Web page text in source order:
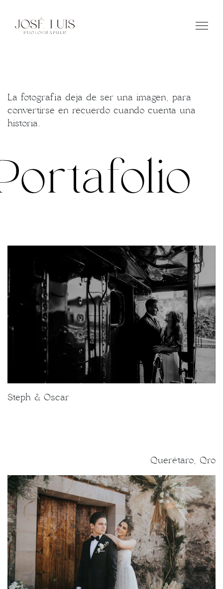
La fotografía deja de ser una imagen, para
convertirse en recuerdo cuando cuenta una
historia.
Steph & Oscar
Querétaro, Qro